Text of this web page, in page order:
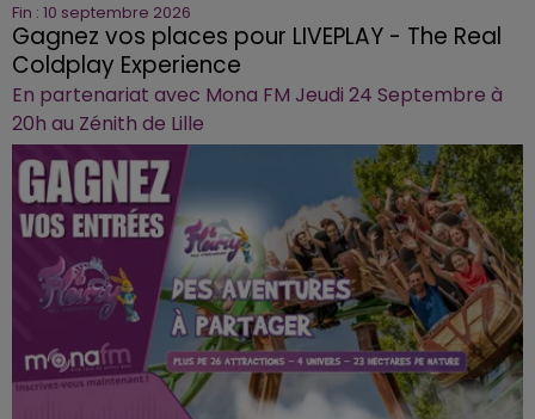
Fin : 10 septembre 2026
Gagnez vos places pour LIVEPLAY - The Real
Coldplay Experience
En partenariat avec Mona FM Jeudi 24 Septembre à
20h au Zénith de Lille